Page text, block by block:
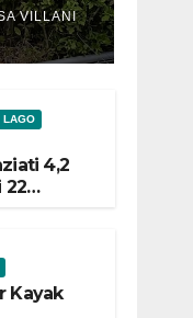
VILLANI
LAGO
4,2
22
Kayak